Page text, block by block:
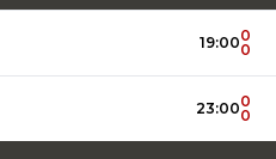
19:000
0
23:000
0